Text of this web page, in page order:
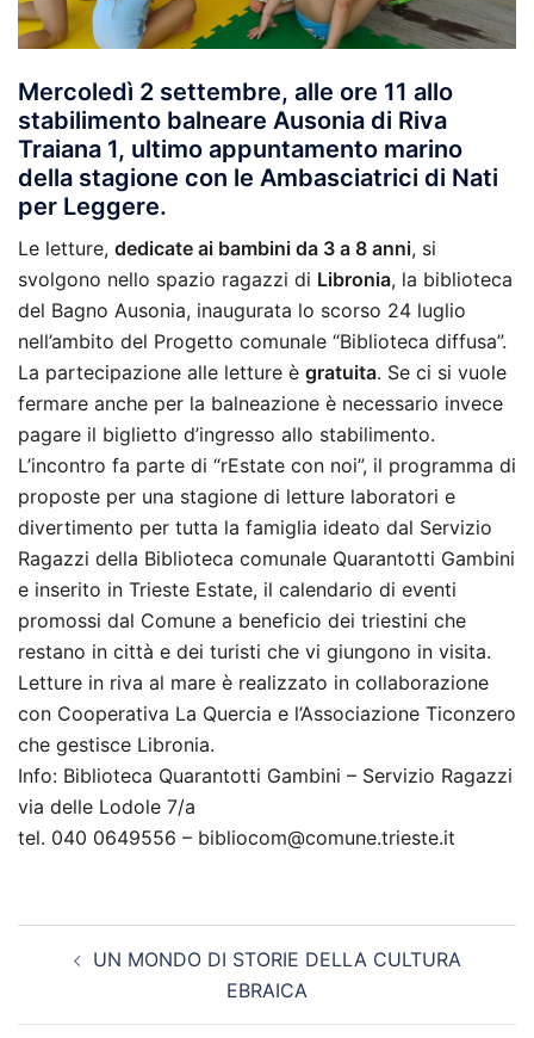
Mercoledì 2 settembre, alle ore 11 allo
stabilimento balneare Ausonia di Riva
Traiana 1, ultimo appuntamento marino
della stagione con le Ambasciatrici di Nati
per Leggere.
Le letture, dedicate ai bambini da 3 a 8 anni, si
svolgono nello spazio ragazzi di Libronia, la biblioteca
del Bagno Ausonia, inaugurata lo scorso 24 luglio
nell’ambito del Progetto comunale “Biblioteca diffusa”.
La partecipazione alle letture è gratuita. Se ci si vuole
fermare anche per la balneazione è necessario invece
pagare il biglietto d’ingresso allo stabilimento.
L’incontro fa parte di “rEstate con noi”, il programma di
proposte per una stagione di letture laboratori e
divertimento per tutta la famiglia ideato dal Servizio
Ragazzi della Biblioteca comunale Quarantotti Gambini
e inserito in Trieste Estate, il calendario di eventi
promossi dal Comune a beneficio dei triestini che
restano in città e dei turisti che vi giungono in visita.
Letture in riva al mare è realizzato in collaborazione
con Cooperativa La Quercia e l’Associazione Ticonzero
che gestisce Libronia.
Info: Biblioteca Quarantotti Gambini – Servizio Ragazzi
via delle Lodole 7/a
tel. 040 0649556 – bibliocom@comune.trieste.it
articoloUN MONDO DI STORIE DELLA CULTURA
EBRAICA